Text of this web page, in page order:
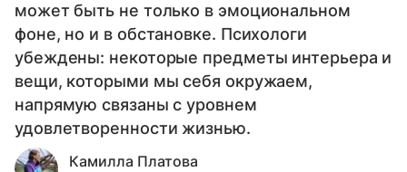
может быть не только в эмоциональном
фоне, но и в обстановке. Психологи
убеждены: некоторые предметы интерьера и
вещи, которыми мы себя окружаем,
напрямую связаны с уровнем
удовлетворенности жизнью.
Камилла Платова